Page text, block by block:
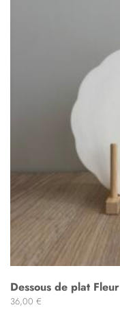
Dessous de plat Fleur
36,00 €